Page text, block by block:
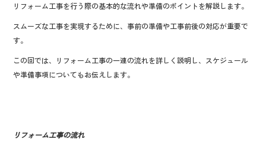
リフォーム工事を行う際の基本的な流れや準備のポイントを解説します。
スムーズな工事を実現するために、事前の準備や工事前後の対応が重要で
す。
この回では、リフォーム工事の一連の流れを詳しく説明し、スケジュール
や準備事項についてもお伝えします。
リフォーム工事の流れ